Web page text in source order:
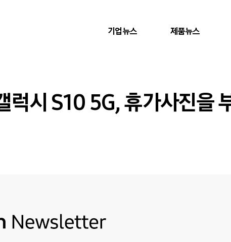
기업뉴스 제품뉴스
시 S10 5G, 휴가사진을